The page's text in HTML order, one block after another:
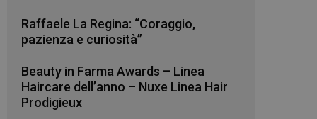
Raffaele La Regina: “Coraggio,
pazienza e curiosità”
Beauty in Farma Awards – Linea
Haircare dell’anno – Nuxe Linea Hair
Prodigieux